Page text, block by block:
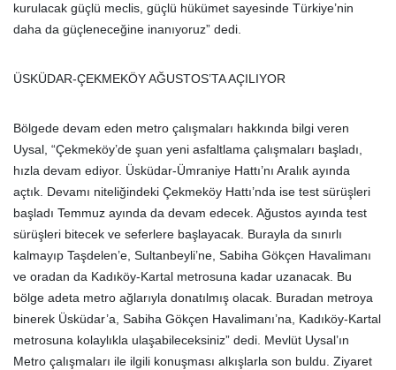
kurulacak güçlü meclis, güçlü hükümet sayesinde Türkiye’nin
daha da güçleneceğine inanıyoruz” dedi.
ÜSKÜDAR-ÇEKMEKÖY AĞUSTOS’TA AÇILIYOR
Bölgede devam eden metro çalışmaları hakkında bilgi veren
Uysal, “Çekmeköy’de şuan yeni asfaltlama çalışmaları başladı,
hızla devam ediyor. Üsküdar-Ümraniye Hattı’nı Aralık ayında
açtık. Devamı niteliğindeki Çekmeköy Hattı’nda ise test sürüşleri
başladı Temmuz ayında da devam edecek. Ağustos ayında test
sürüşleri bitecek ve seferlere başlayacak. Burayla da sınırlı
kalmayıp Taşdelen’e, Sultanbeyli’ne, Sabiha Gökçen Havalimanı
ve oradan da Kadıköy-Kartal metrosuna kadar uzanacak. Bu
bölge adeta metro ağlarıyla donatılmış olacak. Buradan metroya
binerek Üsküdar’a, Sabiha Gökçen Havalimanı’na, Kadıköy-Kartal
metrosuna kolaylıkla ulaşabileceksiniz” dedi. Mevlüt Uysal’ın
Metro çalışmaları ile ilgili konuşması alkışlarla son buldu. Ziyaret